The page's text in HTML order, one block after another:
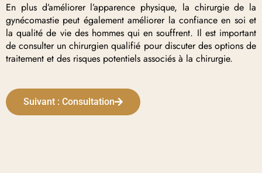
En plus d’améliorer l’apparence physique, la chirurgie de la
gynécomastie peut également améliorer la confiance en soi et
la qualité de vie des hommes qui en souffrent. Il est important
de consulter un chirurgien qualifié pour discuter des options de
traitement et des risques potentiels associés à la chirurgie.
Suivant : Consultation